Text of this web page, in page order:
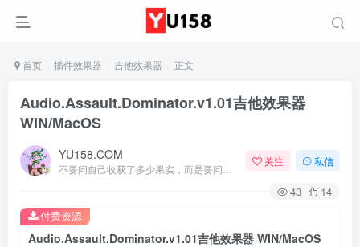
首页 插件效果器 吉他效果器 正文
Audio.Assault.Dominator.v1.01吉他效果器
WIN/MacOS
YU158.COM 关注 私信
43 14
Audio.Assault.Dominator.v1.01吉他效果器 WIN/MacOS
付费资源